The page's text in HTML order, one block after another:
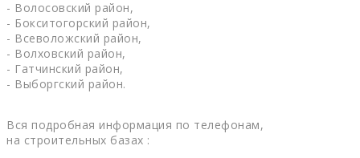
- Волосовский район,
- Бокситогорский район,
- Всеволожский район,
- Волховский район,
- Гатчинский район,
- Выборгский район.
Вся подробная информация по телефонам,
на строительных базах :